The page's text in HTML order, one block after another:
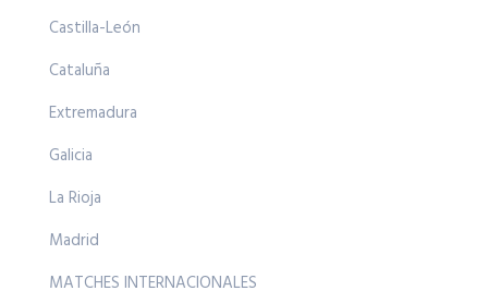
Castilla-León
Cataluña
Extremadura
Galicia
La Rioja
Madrid
MATCHES INTERNACIONALES